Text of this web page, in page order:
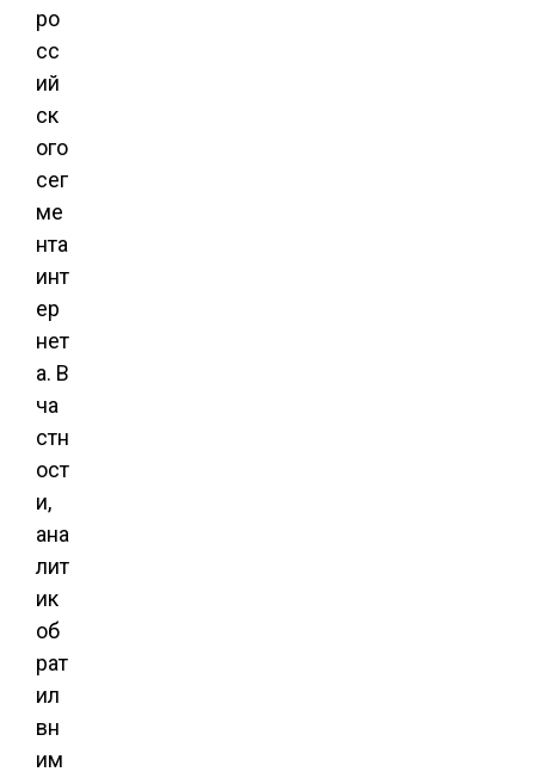
ро
сс
ий
ск
ого
сег
ме
нта
инт
ер
нет
а. В
ча
стн
ост
и,
ана
лит
ик
об
рат
ил
вн
им